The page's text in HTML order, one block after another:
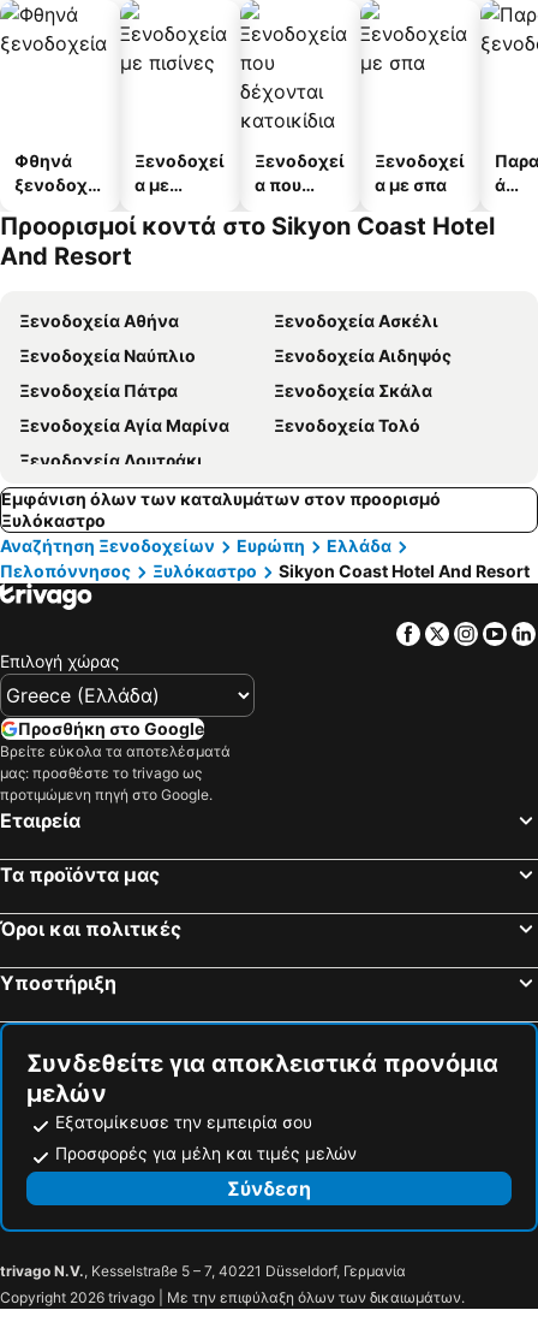
Φθηνά
ξενοδοχεί
Ξενοδοχεί
α με
Ξενοδοχεί
α που
κατοικίδι
Ξενοδοχεί
α με σπα
ά
Προορισμοί κοντά στο Sikyon Coast Hotel
And Resort
Ξενοδοχεία Αθήνα
Ξενοδοχεία Ασκέλι
Ξενοδοχεία Ναύπλιο
Ξενοδοχεία Αιδηψός
Ξενοδοχεία Πάτρα
Ξενοδοχεία Σκάλα
Ξενοδοχεία Αγία Μαρίνα
Ξενοδοχεία Τολό
Ξενοδοχεία Λουτράκι
Εμφάνιση όλων των καταλυμάτων στον προορισμό
Ξυλόκαστρο
Αναζήτηση Ξενοδοχείων
Ευρώπη
Ελλάδα
Πελοπόννησος
Ξυλόκαστρο Sikyon Coast Hotel And Resort
Facebook
Twitter
Επιλογή χώρας
Προσθήκη στο Google
Βρείτε εύκολα τα αποτελέσματά
μας: προσθέστε το trivago ως
προτιμώμενη πηγή στο Google.
Εταιρεία
Τα προϊόντα μας
Όροι και πολιτικές
Υποστήριξη
Συνδεθείτε για αποκλειστικά προνόμια
μελών
Εξατομίκευσε την εμπειρία σου
Προσφορές για μέλη και τιμές μελών
Σύνδεση
trivago N.V., Kesselstraße 5 – 7, 40221 Düsseldorf, Γερμανία
Copyright 2026 trivago | Με την επιφύλαξη όλων των δικαιωμάτων.